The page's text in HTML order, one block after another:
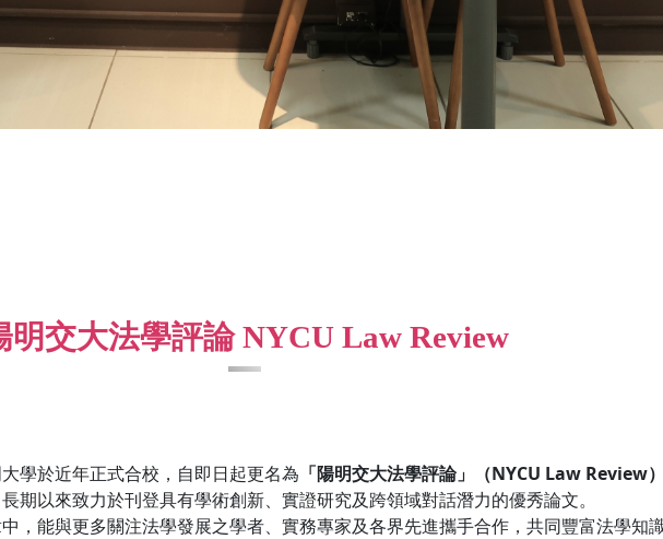
明交大法學評論 NYCU Law Review
學於近年正式合校，自即日起更名為 「陽明交大法學評論」（NYCU Law Review）
期以來致力於刊登具有學術創新、實證研究及跨領域對話潛力的優秀論文。
，能與更多關注法學發展之學者、實務專家及各界先進攜手合作，共同豐富法學知識